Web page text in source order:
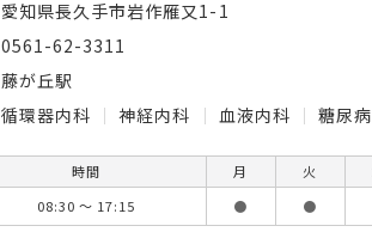
愛知県長久手市岩作雁又1-1
0561-62-3311
藤が丘駅
循環器内科
神経内科 血液内科 糖尿
時間 月 火
08:30 ～ 17:15
● ●